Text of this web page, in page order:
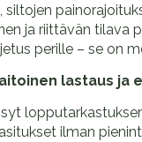
siltojen
ja riittävän tilava
perille – se on
lastaus ja
ilman